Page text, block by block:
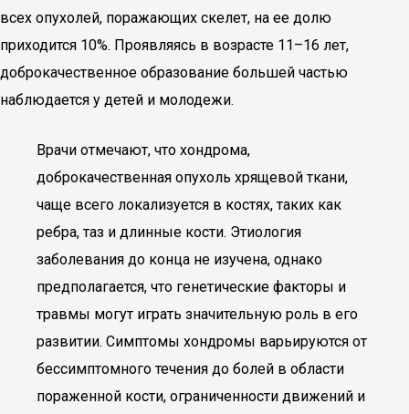
всех опухолей, поражающих скелет, на ее долю
приходится 10%. Проявляясь в возрасте 11–16 лет,
доброкачественное образование большей частью
наблюдается у детей и молодежи.
Врачи отмечают, что хондрома,
доброкачественная опухоль хрящевой ткани,
чаще всего локализуется в костях, таких как
ребра, таз и длинные кости. Этиология
заболевания до конца не изучена, однако
предполагается, что генетические факторы и
травмы могут играть значительную роль в его
развитии. Симптомы хондромы варьируются от
бессимптомного течения до болей в области
пораженной кости, ограниченности движений и